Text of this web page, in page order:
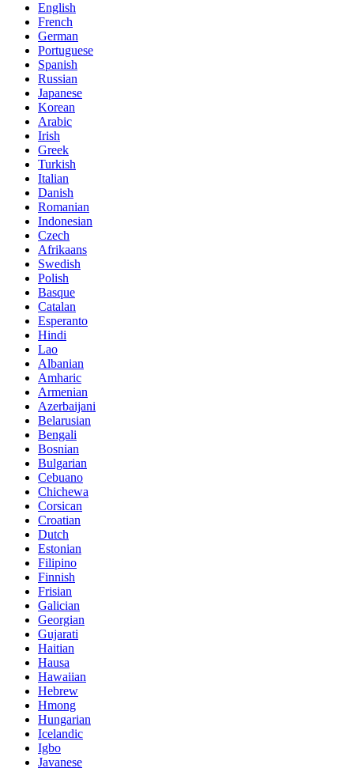
English
French
German
Portuguese
Spanish
Russian
Japanese
Korean
Arabic
Irish
Greek
Turkish
Italian
Danish
Romanian
Indonesian
Czech
Afrikaans
Swedish
Polish
Basque
Catalan
Esperanto
Hindi
Lao
Albanian
Amharic
Armenian
Azerbaijani
Belarusian
Bengali
Bosnian
Bulgarian
Cebuano
Chichewa
Corsican
Croatian
Dutch
Estonian
Filipino
Finnish
Frisian
Galician
Georgian
Gujarati
Haitian
Hausa
Hawaiian
Hebrew
Hmong
Hungarian
Icelandic
Igbo
Javanese